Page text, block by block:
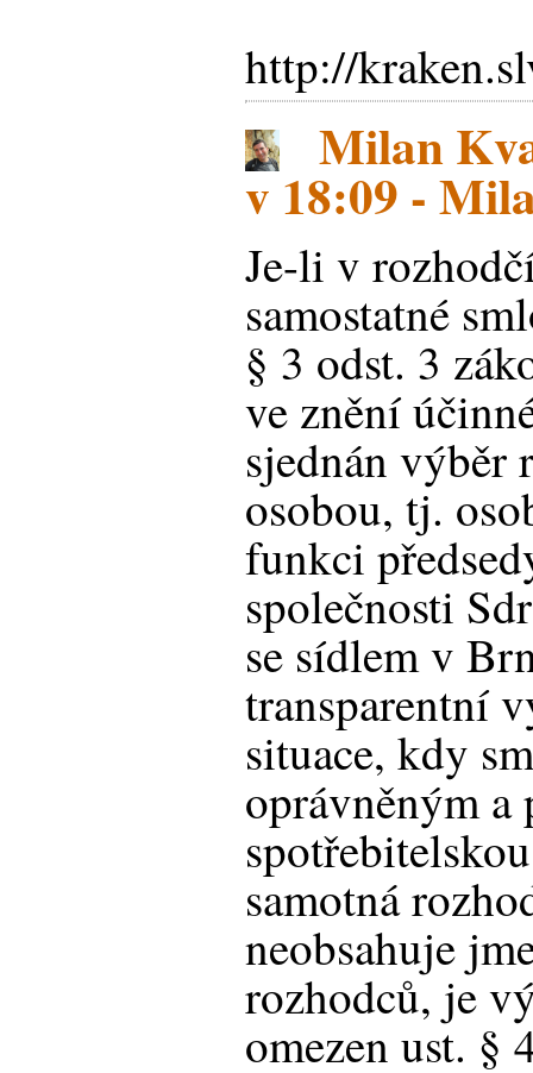
http://
Milan
v 18:09 -
Je-li v
samostatné
§ 3 odst. 3
ve znění
sjednán výběr
osobou, tj.
funkci
společnosti
se sídlem v
transparentní
situace, kdy
oprávněným
samotná
neobsahuje
rozhodců, je
omezen ust. §